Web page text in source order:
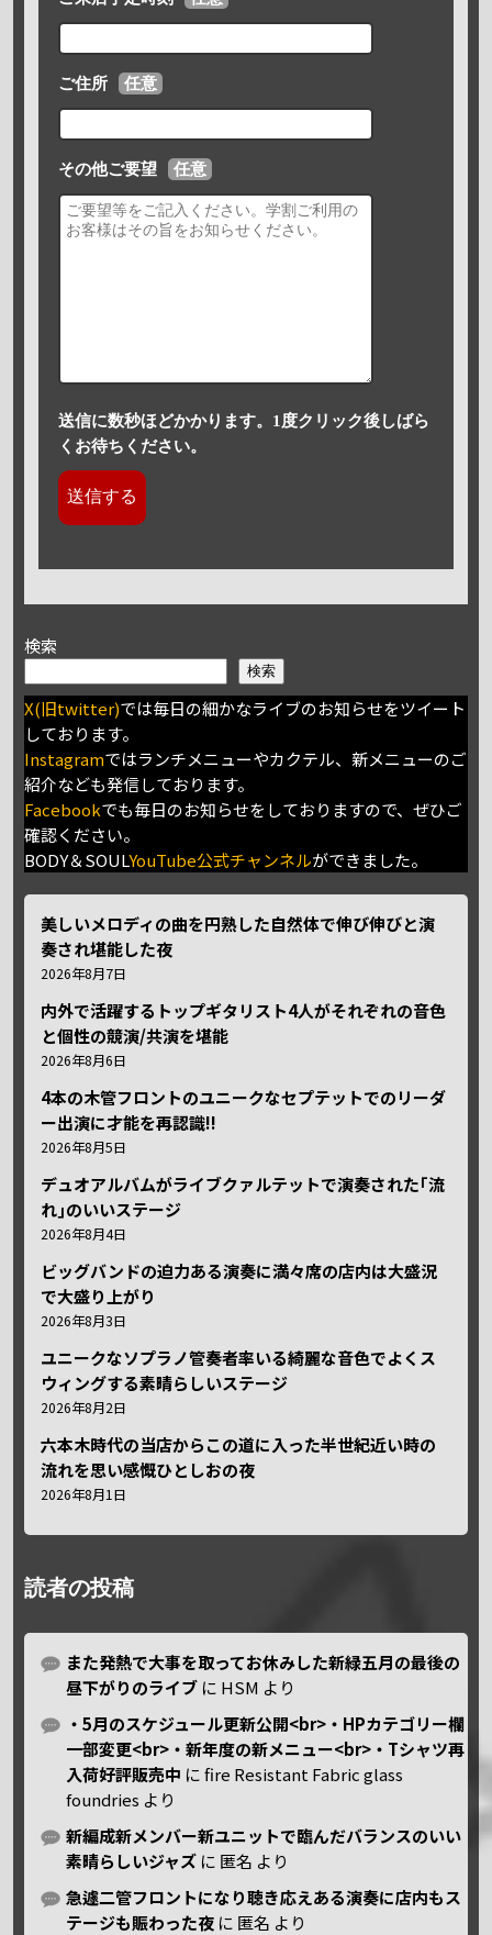
ご住所 任意
その他ご要望 任意
送信に数秒ほどかかります。1度クリック後しばら
くお待ちください。
検索
検索
X(旧twitter)では毎日の細かなライブのお知らせをツイート
しております。
Instagramではランチメニューやカクテル、新メニューのご
紹介なども発信しております。
Facebookでも毎日のお知らせをしておりますので、ぜひご
確認ください。
BODY＆SOULYouTube公式チャンネルができました。
美しいメロディの曲を円熟した自然体で伸び伸びと演
奏され堪能した夜
2026年8月7日
内外で活躍するトップギタリスト4人がそれぞれの音色
と個性の競演/共演を堪能
2026年8月6日
4本の木管フロントのユニークなセプテットでのリーダ
ー出演に才能を再認識!!
2026年8月5日
デュオアルバムがライブクァルテットで演奏された｢流
れ｣のいいステージ
2026年8月4日
ビッグバンドの迫力ある演奏に満々席の店内は大盛況
で大盛り上がり
2026年8月3日
ユニークなソプラノ管奏者率いる綺麗な音色でよくス
ウィングする素晴らしいステージ
2026年8月2日
六本木時代の当店からこの道に入った半世紀近い時の
流れを思い感慨ひとしおの夜
2026年8月1日
読者の投稿
また発熱で大事を取ってお休みした新緑五月の最後の
昼下がりのライブ に HSM より
・5月のスケジュール更新公開<br>・HPカテゴリー欄
一部変更<br>・新年度の新メニュー<br>・Tシャツ再
入荷好評販売中 にfire Resistant Fabric glass
foundries より
新編成新メンバー新ユニットで臨んだバランスのいい
素晴らしいジャズ に 匿名 より
急遽二管フロントになり聴き応えある演奏に店内もス
テージも賑わった夜 に 匿名 より